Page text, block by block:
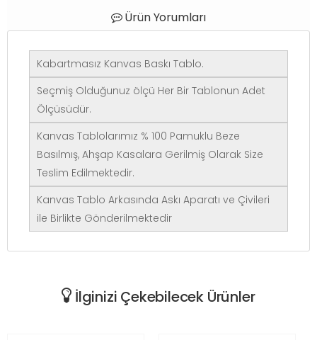
Ürün Yorumları
Kabartmasız Kanvas Baskı Tablo.
Seçmiş Olduğunuz ölçü Her Bir Tablonun Adet
Ölçüsüdür.
Kanvas Tablolarımız % 100 Pamuklu Beze
Basılmış, Ahşap Kasalara Gerilmiş Olarak Size
Teslim Edilmektedir.
Kanvas Tablo Arkasında Askı Aparatı ve Çivileri
ile Birlikte Gönderilmektedir
İlginizi Çekebilecek Ürünler